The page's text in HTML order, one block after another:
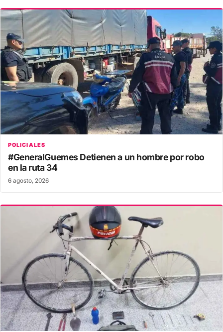
POLICIALES
#GeneralGuemes Detienen a un hombre por robo
en la ruta 34
6 agosto, 2026